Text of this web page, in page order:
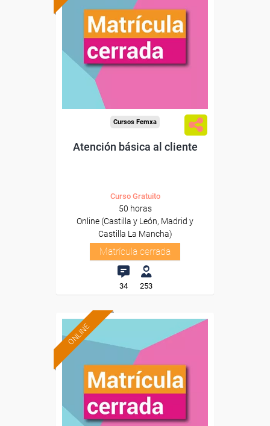
Cursos Femxa
Atención básica al cliente
Curso Gratuito
50 horas
Online (Castilla y León, Madrid y
Castilla La Mancha)
Matrícula cerrada
34 253
ONLINE